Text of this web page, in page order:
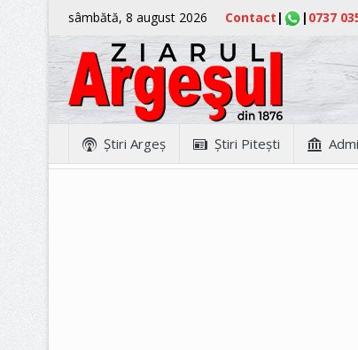
sâmbătă, 8 august 2026 Contact | | 0737
Ştiri Argeş Ştiri Piteşti